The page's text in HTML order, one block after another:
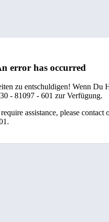
error has occurred
zu entschuldigen! Wenn Du
- 81097 - 601 zur Verfügung.
assistance, please contact